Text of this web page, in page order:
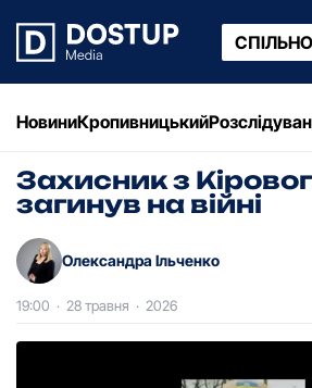
НовиниКропивницький
Захисник з
загинув на війні
Олександра Ільченко
19:00 · 28 травня · 2026